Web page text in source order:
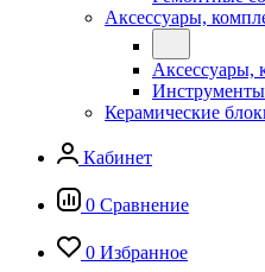
Аксессуары,
Аксессуары,
Инструменты
Керамические
Кабинет
0 Сравнение
0 Избранное